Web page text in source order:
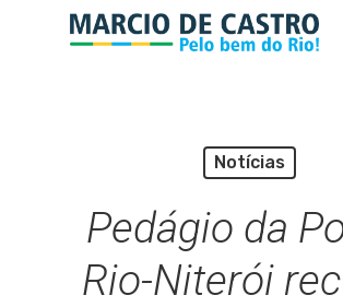
Notícias
Pedágio da
Rio-Niterói